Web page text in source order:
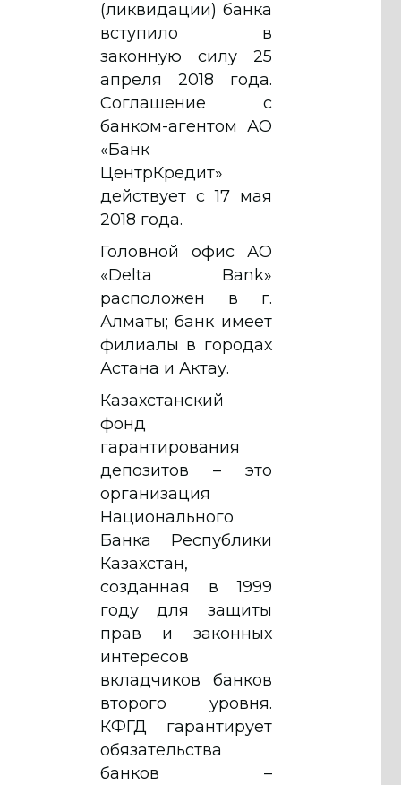
(ликвидации) банка
вступило в
законную силу 25
апреля 2018 года.
Соглашение с
банком-агентом АО
«Банк
ЦентрКредит»
действует с 17 мая
2018 года.
Головной офис АО
«Delta Bank»
расположен в г.
Алматы; банк имеет
филиалы в городах
Астана и Актау.
Казахстанский
фонд
гарантирования
депозитов – это
организация
Национального
Банка Республики
Казахстан,
созданная в 1999
году для защиты
прав и законных
интересов
вкладчиков банков
второго уровня.
КФГД гарантирует
обязательства
банков –